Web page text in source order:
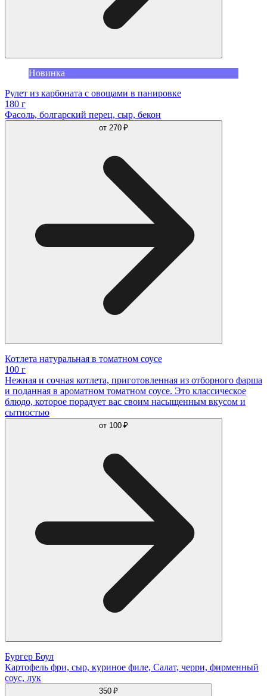
Новинка
Рулет из карбоната с овощами в панировке
180 г
Фасоль, болгарский перец, сыр, бекон
от 270 ₽
Котлета натуральная в томатном соусе
100 г
Нежная и сочная котлета, приготовленная из отборного фарша
и поданная в ароматном томатном соусе. Это классическое
блюдо, которое порадует вас своим насыщенным вкусом и
сытностью
от 100 ₽
Бургер Боул
Картофель фри, сыр, куриное филе, Салат, черри, фирменный
соус, лук
350 ₽